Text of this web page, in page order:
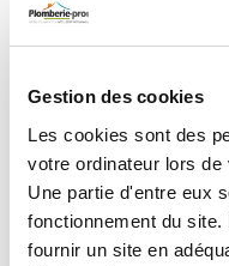
Gestion des cookies
Les cookies sont des
votre ordinateur lors de
Une partie d'entre eux
fonctionnement du
fournir un site en
Magra 5 groupes
247,85 €
HT
Isolation en tôle d'alu
Magra 6 groupes